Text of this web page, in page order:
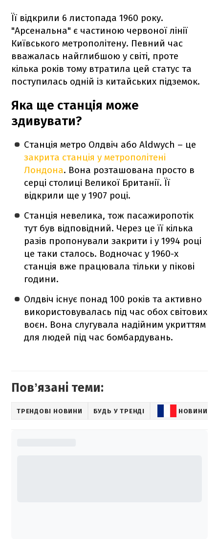
Її відкрили 6 листопада 1960 року.
"Арсенальна" є частиною червоної лінії
Київського метрополітену. Певний час
вважалась найглибшою у світі, проте
кілька років тому втратила цей статус та
поступилась одній із китайських підземок.
Яка ще станція може
здивувати?
Станція метро Олдвіч або Aldwych – це
закрита станція у метрополітені
Лондона. Вона розташована просто в
серці столиці Великої Британії. Її
відкрили ще у 1907 році.
Станція невелика, тож пасажиропотік
тут був відповідний. Через це її кілька
разів пропонували закрити і у 1994 році
це таки сталось. Водночас у 1960-х
станція вже працювала тільки у пікові
години.
Олдвіч існує понад 100 років та активно
використовувалась під час обох світових
воєн. Вона слугувала надійним укриттям
для людей під час бомбардувань.
Повʼязані теми:
ТРЕНДОВІ НОВИНИ БУДЬ У ТРЕНДІ НОВИНИ